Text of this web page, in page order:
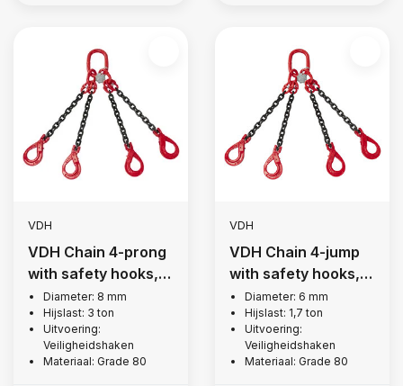
VDH
VDH Chain 4-prong
with safety hooks, Ø
8 mm
Diameter: 8 mm
Hijslast: 3 ton
Uitvoering:
Veiligheidshaken
Materiaal: Grade 80
VDH
VDH Chain 4-jump
with safety hooks, Ø
6 mm
Diameter: 6 mm
Hijslast: 1,7 ton
Uitvoering:
Veiligheidshaken
Materiaal: Grade 80